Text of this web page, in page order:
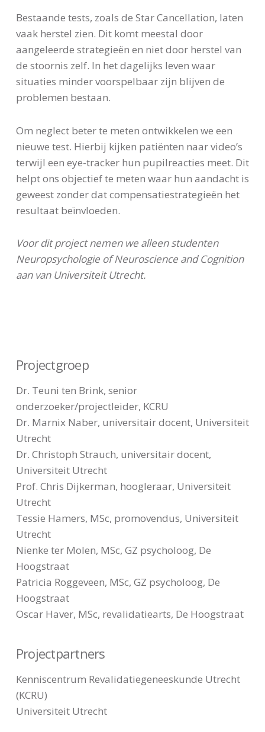
Bestaande tests, zoals de Star Cancellation, laten
vaak herstel zien. Dit komt meestal door
aangeleerde strategieën en niet door herstel van
de stoornis zelf. In het dagelijks leven waar
situaties minder voorspelbaar zijn blijven de
problemen bestaan.
Om neglect beter te meten ontwikkelen we een
nieuwe test. Hierbij kijken patiënten naar video’s
terwijl een eye-tracker hun pupilreacties meet. Dit
helpt ons objectief te meten waar hun aandacht is
geweest zonder dat compensatiestrategieën het
resultaat beïnvloeden.
Voor dit project nemen we alleen studenten
Neuropsychologie of Neuroscience and Cognition
aan van Universiteit Utrecht.
Projectgroep
Dr. Teuni ten Brink, senior
onderzoeker/projectleider, KCRU
Dr. Marnix Naber, universitair docent, Universiteit
Utrecht
Dr. Christoph Strauch, universitair docent,
Universiteit Utrecht
Prof. Chris Dijkerman, hoogleraar, Universiteit
Utrecht
Tessie Hamers, MSc, promovendus, Universiteit
Utrecht
Nienke ter Molen, MSc, GZ psycholoog, De
Hoogstraat
Patricia Roggeveen, MSc, GZ psycholoog, De
Hoogstraat
Oscar Haver, MSc, revalidatiearts, De Hoogstraat
Projectpartners
Kenniscentrum Revalidatiegeneeskunde Utrecht
(KCRU)
Universiteit Utrecht